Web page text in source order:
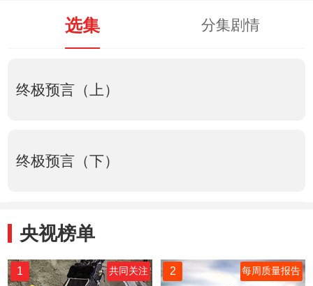
选集 分集剧情
终极预言（上）
终极预言（下）
央视榜单
1 共同关注 2 每周质量报告